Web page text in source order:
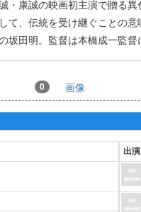
康誠の映画初主演で贈る
て、伝統を受け継ぐことの
坂田明。監督は本橋成一監
0 画像
出演